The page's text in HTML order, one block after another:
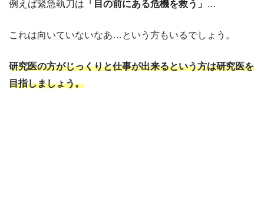
例えば緊急執刀は 「目の前にある危機を救う」 …
これは向いていないなあ…という方もいるでしょう。
研究医の方がじっくりと仕事が出来るという方は研究医を
目指しましょう。